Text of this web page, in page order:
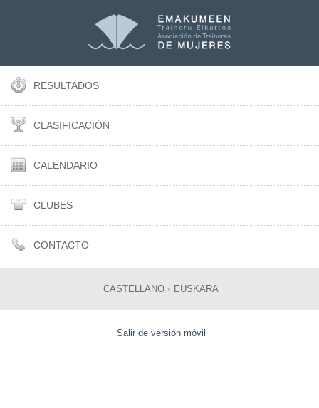
RESULTADOS
CLASIFICACIÓN
CALENDARIO
CLUBES
CONTACTO
CASTELLANO • EUSKARA
Salir de versión móvil